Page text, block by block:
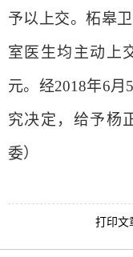
予以上交。柘皋
室医生均主动上
元。经2018年6月 5
究决定，给予杨
委）
打印文